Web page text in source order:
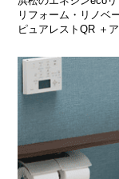
リフォーム・リノベ
ピュアレストQR ＋